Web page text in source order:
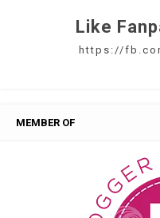
Like
https://
MEMBER OF